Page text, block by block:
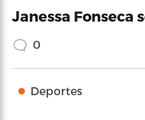
Janessa Fonseca
0
Deportes